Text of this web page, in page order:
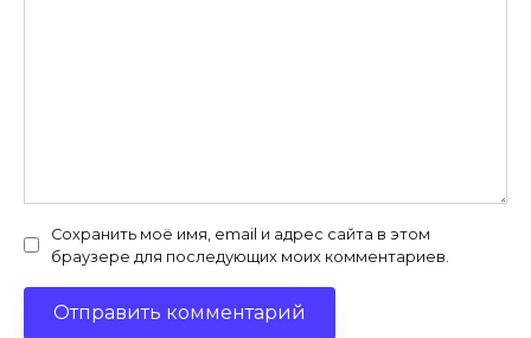
Сохранить моё имя, email и адрес сайта в этом
браузере для последующих моих комментариев.